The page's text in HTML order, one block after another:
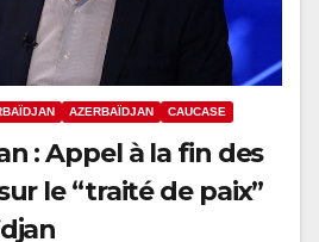
AZERBAÏDJAN CAUCASE
: Appel à la fin des
le “traité de paix”